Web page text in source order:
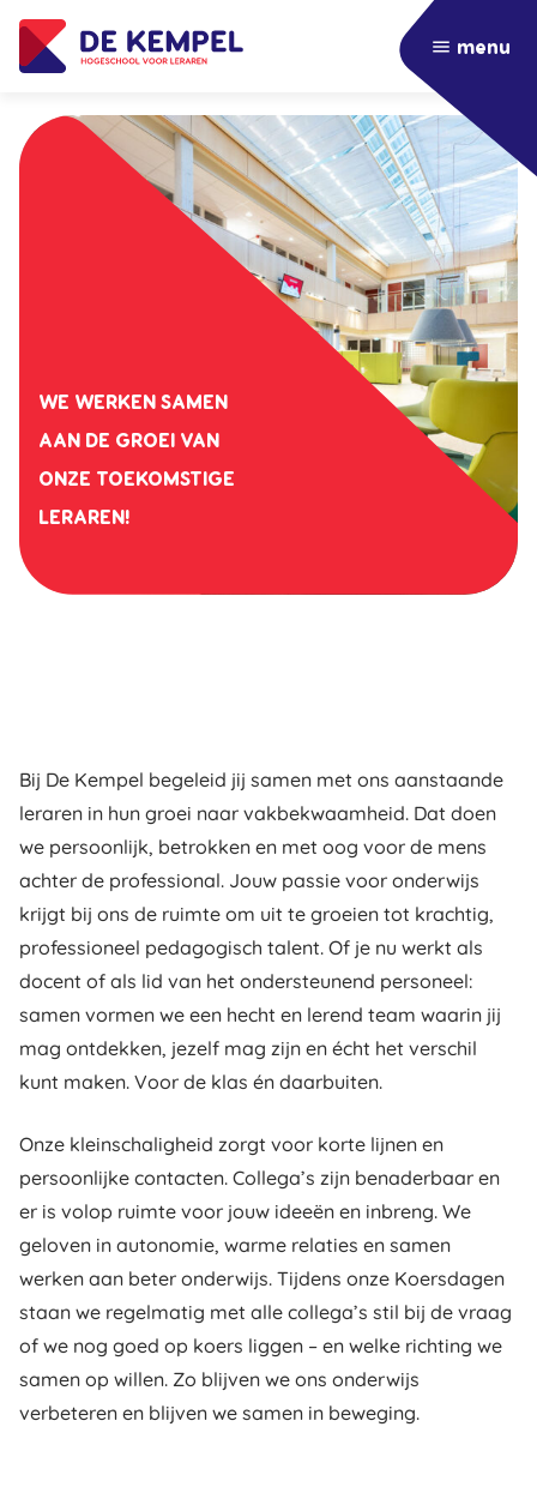
menu
WE WERKEN SAMEN
AAN DE GROEI VAN
ONZE TOEKOMSTIGE
LERAREN!
Bij De Kempel begeleid jij samen met ons aanstaande
leraren in hun groei naar vakbekwaamheid. Dat doen
we persoonlijk, betrokken en met oog voor de mens
achter de professional. Jouw passie voor onderwijs
krijgt bij ons de ruimte om uit te groeien tot krachtig,
professioneel pedagogisch talent. Of je nu werkt als
docent of als lid van het ondersteunend personeel:
samen vormen we een hecht en lerend team waarin jij
mag ontdekken, jezelf mag zijn en écht het verschil
kunt maken. Voor de klas én daarbuiten.
Onze kleinschaligheid zorgt voor korte lijnen en
persoonlijke contacten. Collega’s zijn benaderbaar en
er is volop ruimte voor jouw ideeën en inbreng. We
geloven in autonomie, warme relaties en samen
werken aan beter onderwijs. Tijdens onze Koersdagen
staan we regelmatig met alle collega’s stil bij de vraag
of we nog goed op koers liggen – en welke richting we
samen op willen. Zo blijven we ons onderwijs
verbeteren en blijven we samen in beweging.